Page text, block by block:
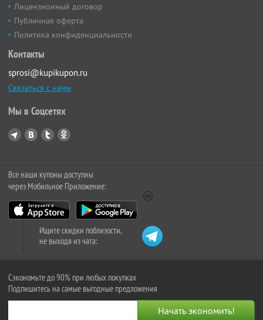
Лицензионный договор
Публичная оферта
Политика конфиденциальности
Контакты
sprosi@kupikupon.ru
Связаться с нами
Мы в Соцсетях
Все наши купоны доступны
через Мобильное Приложение:
Ищите скидки поблизости,
не выходя из чата:
Сэкономьте до 90% при любых покупках
Подпишитесь на самые выгодные предложения